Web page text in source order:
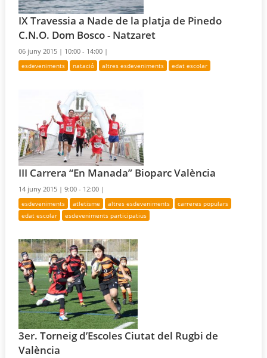
IX Travessia a Nade de la platja de Pinedo
C.N.O. Dom Bosco - Natzaret
06 juny 2015 | 10:00 - 14:00 |
esdeveniments natació altres esdeveniments edat escolar
III Carrera “En Manada” Bioparc València
14 juny 2015 |9:00 - 12:00 |
esdeveniments atletisme altres esdeveniments
carreres populars
edat escolar
esdeveniments participatius
3er. Torneig d’Escoles Ciutat del Rugbi de
València